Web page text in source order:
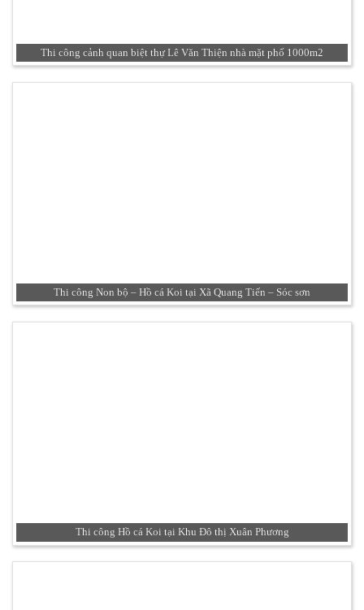
Thi công cảnh quan biệt thự Lê Văn Thiện nhà mặt phố 1000m2
Thi công Non bộ – Hồ cá Koi tại Xã Quang Tiến – Sóc sơn
Thi công Hồ cá Koi tại Khu Đô thị Xuân Phương